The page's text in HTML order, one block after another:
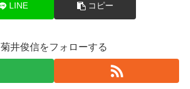
LINE コピー
菊井俊信をフォローする